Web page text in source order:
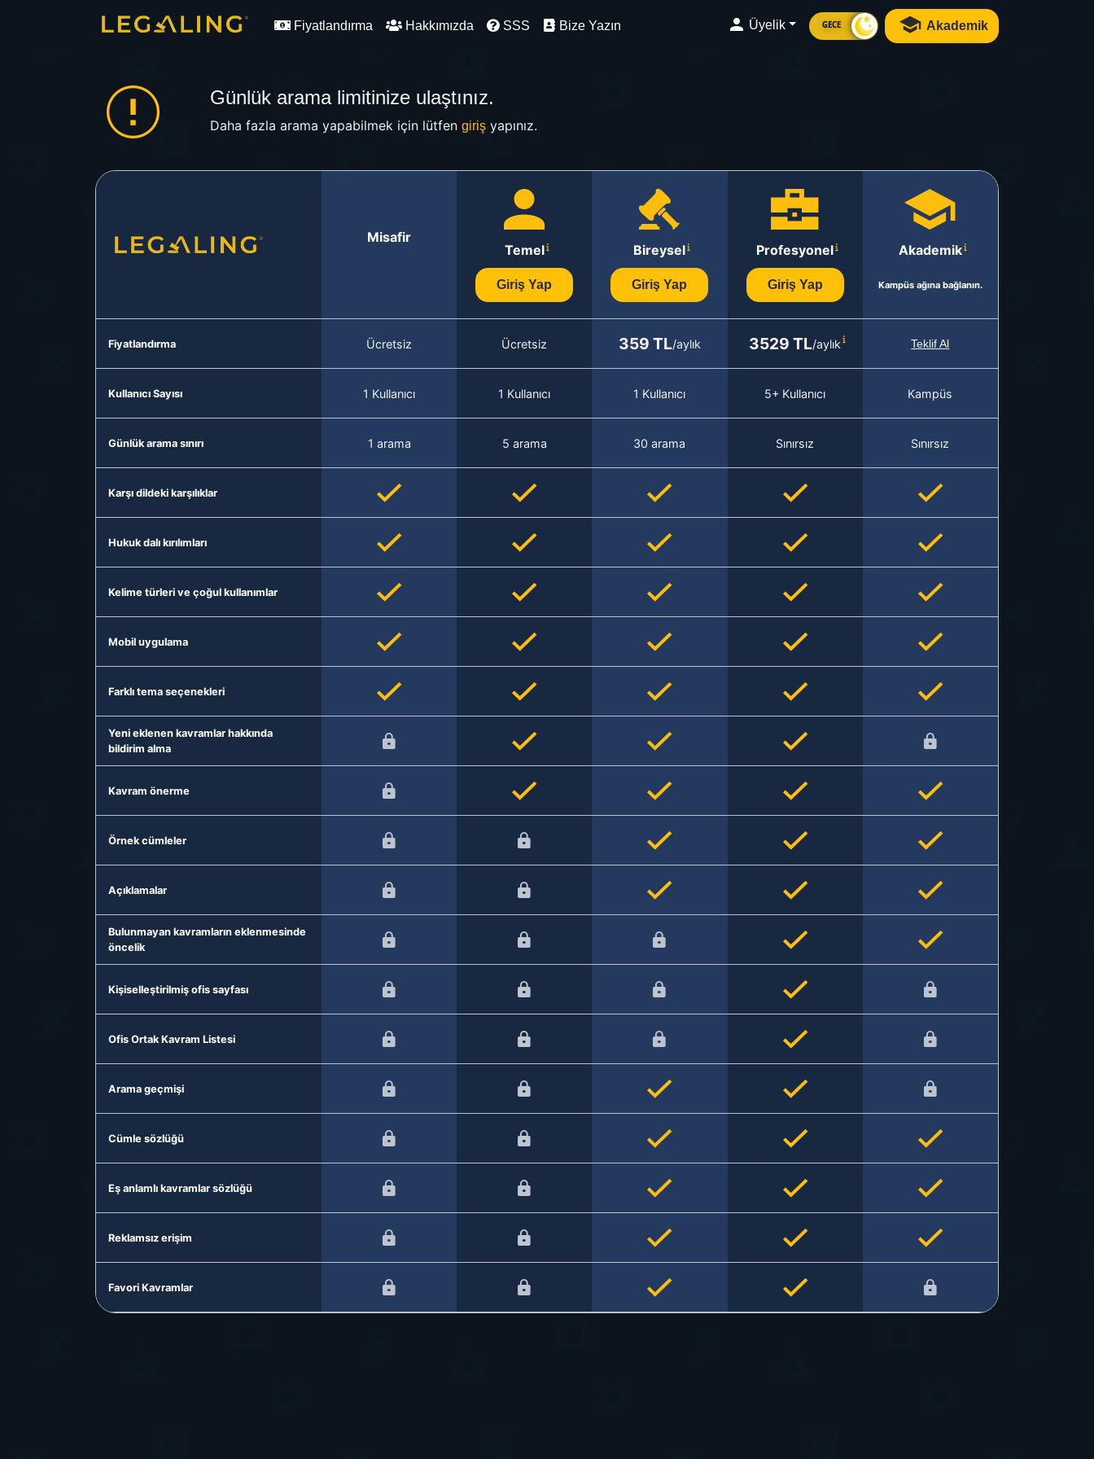
Fiyatlandırma Hakkımızda SSS Bize Yazın Üyelik GECE Akademik
Günlük arama limitinize ulaştınız.
Daha fazla arama yapabilmek için lütfen girişyapınız.
Misafir
Temel
Giriş Yap
Bireysel
Giriş Yap
Profesyonel
Giriş Yap
Akademik
Kampüs ağına bağlanın.
Fiyatlandırma Ücretsiz Ücretsiz 359 TL/aylık 3529 TL/aylık Teklif Al
Kullanıcı Sayısı 1 Kullanıcı 1 Kullanıcı 1 Kullanıcı 5+ Kullanıcı Kampüs
Günlük arama sınırı 1 arama 5 arama 30 arama Sınırsız Sınırsız
Karşı dildeki karşılıklar
Hukuk dalı kırılımları
Kelime türleri ve çoğul kullanımlar
Mobil uygulama
Farklı tema seçenekleri
Yeni eklenen kavramlar hakkında
bildirim alma
Kavram önerme
Örnek cümleler
Açıklamalar
Bulunmayan kavramların eklenmesinde
öncelik
Kişiselleştirilmiş ofis sayfası
Ofis Ortak Kavram Listesi
Arama geçmişi
Cümle sözlüğü
Eş anlamlı kavramlar sözlüğü
Reklamsız erişim
Favori Kavramlar